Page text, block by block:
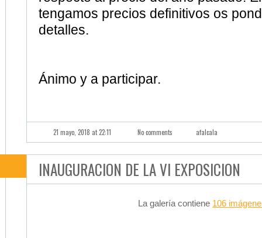
Ánimo y a participar.
21 mayo, 2018 at 22:11 No comments
La galería contiene106